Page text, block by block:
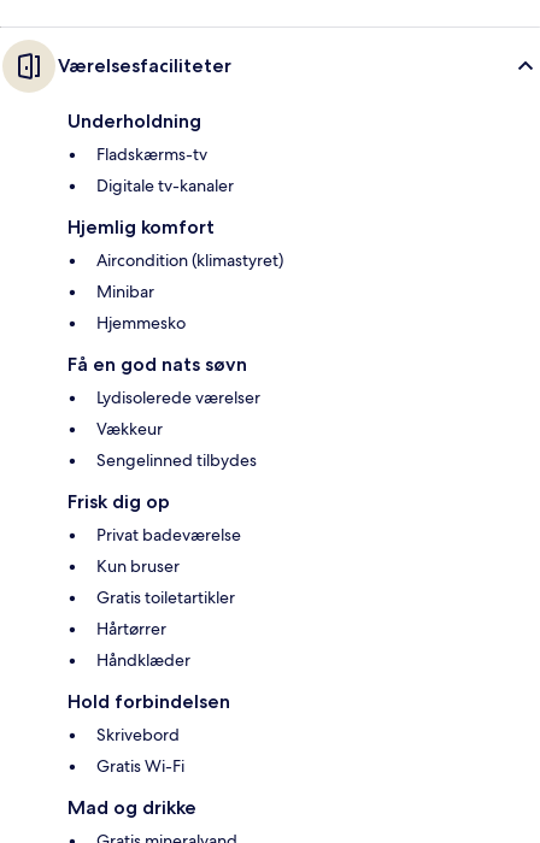
Værelsesfaciliteter
Underholdning
Fladskærms-tv
Digitale tv-kanaler
Hjemlig komfort
Aircondition (klimastyret)
Minibar
Hjemmesko
Få en god nats søvn
Lydisolerede værelser
Vækkeur
Sengelinned tilbydes
Frisk dig op
Privat badeværelse
Kun bruser
Gratis toiletartikler
Hårtørrer
Håndklæder
Hold forbindelsen
Skrivebord
Gratis Wi-Fi
Mad og drikke